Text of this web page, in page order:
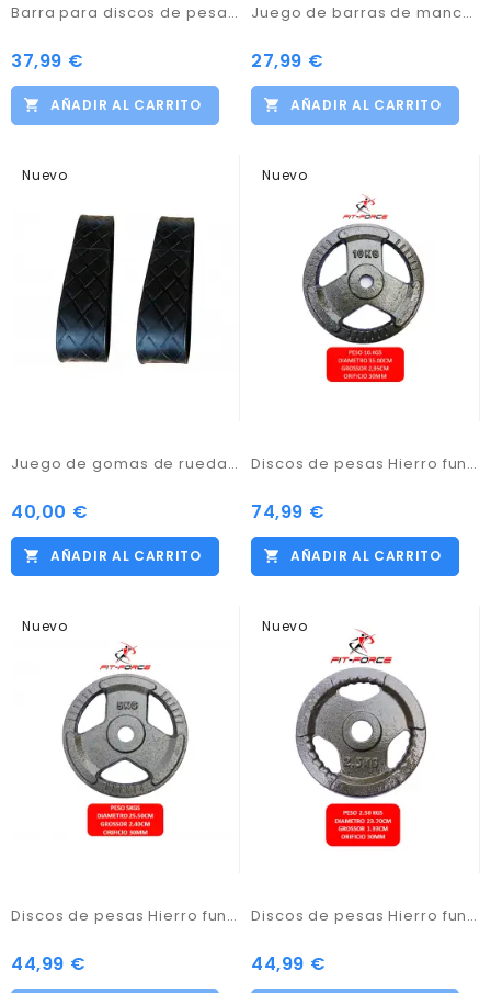
Barra para discos de pesas con orificio de 30mm Longitud 1200mm Marca Fit-Force
37,99 €
AÑADIR AL CARRITO
Juego de barras de mancuernas para discos de 30mm Marca Fit-Force
27,99 €
AÑADIR AL CARRITO
Nuevo
Juego de gomas de ruedas traseras para carro ProKaddy
40,00 €
AÑADIR AL CARRITO
Nuevo
Discos de pesas Hierro fundido 10.00kgs x 2 unidades marca Fit-Force
74,99 €
AÑADIR AL CARRITO
Nuevo
Discos de pesas Hierro fundido 5.00kgs x 2 unidades marca Fit-Force
44,99 €
Nuevo
Discos de pesas Hierro fundido 2.5kgs x 4 unidades marca Fit-Force
44,99 €